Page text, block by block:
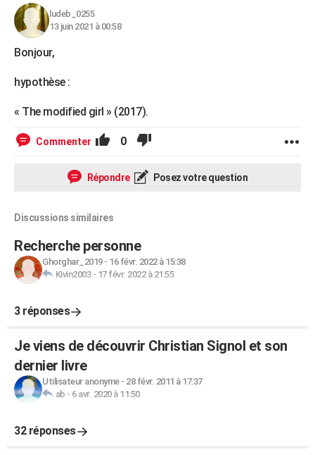
ludeb_0255
13 juin 2021 à 00:58
Bonjour,
hypothèse :
« The modified girl » (2017).
Commenter 0
Répondre Posez votre question
Discussions similaires
Recherche personne
Ghorghar_2019- 16 févr. 2022 à 15:38
Kivin2003- 17 févr. 2022 à 21:55
3 réponses
Je viens de découvrir Christian Signol et son
dernier livre
Utilisateur anonyme- 28 févr. 2011 à 17:37
ab - 6 avr. 2020 à 11:50
32 réponses